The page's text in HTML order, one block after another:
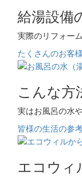
給湯設備
実際のリフォー
たくさんのお客
こんな方
実はお風呂の水
皆様の生活の参
エコウィ